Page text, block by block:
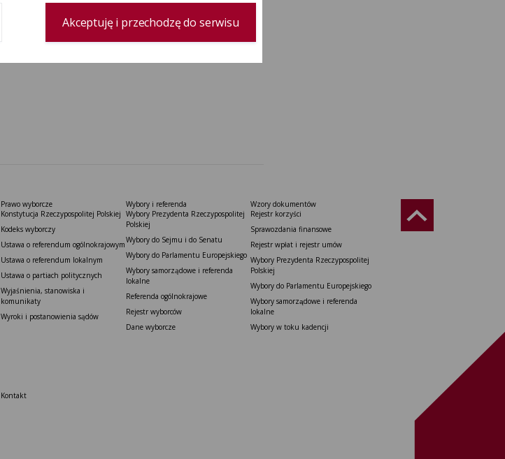
Prawo wyborcze
Konstytucja Rzeczypospolitej Polskiej​
Kodeks wyborczy
Ustawa o referendum ogólnokrajowym
Ustawa o referendum lokalnym
Ustawa o partiach politycznych
Wyjaśnienia, stanowiska i
komunikaty
Wyroki i postanowienia sądów
Wybory i referenda
Wybory Prezydenta Rzeczypospolitej
Polskiej
Wybory do Sejmu i do Senatu
Wybory do Parlamentu Europejskiego
Wybory samorządowe i referenda
lokalne
Referenda ogólnokrajowe
Rejestr wyborców
Dane wyborcze
Wzory dokumentów
Rejestr korzyści
Sprawozdania finansowe
Rejestr wpłat i rejestr umów
Wybory Prezydenta Rzeczypospolitej
Polskiej
Wybory do Parlamentu Europejskiego
Wybory samorządowe i referenda
lokalne
Wybory w toku kadencji
Kontakt
Akceptuję i przechodzę do serwisu